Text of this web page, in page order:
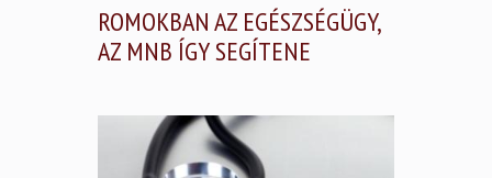
ROMOKBAN AZ EGÉSZSÉGÜGY,
AZ MNB ÍGY SEGÍTENE